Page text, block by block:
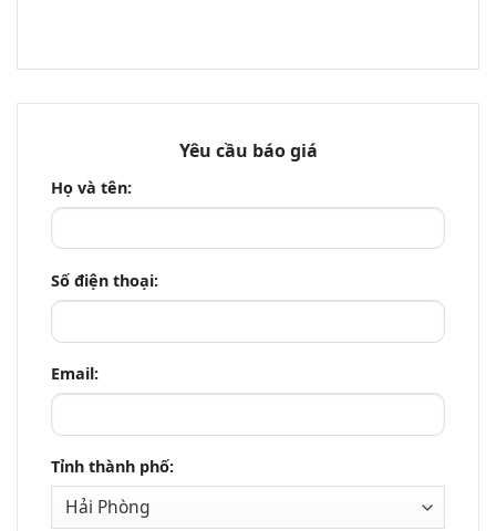
Yêu cầu báo giá
Họ và tên:
Số điện thoại:
Email:
Tỉnh thành phố: